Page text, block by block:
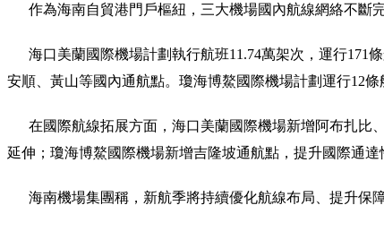
作為海南自貿港門戶樞紐，三大機場國內航線網絡不斷
海口美蘭國際機場計劃執行航班11.74萬架次，運行171
安順、黃山等國內通航點。瓊海博鰲國際機場計劃運行12
在國際航線拓展方面，海口美蘭國際機場新增阿布扎比
延伸；瓊海博鰲國際機場新增吉隆坡通航點，提升國際通達
海南機場集團稱，新航季將持續優化航線布局、提升保